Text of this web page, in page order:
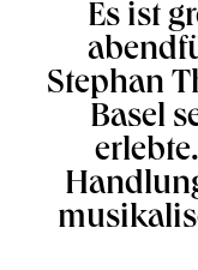
Es ist
Stephan
Basel